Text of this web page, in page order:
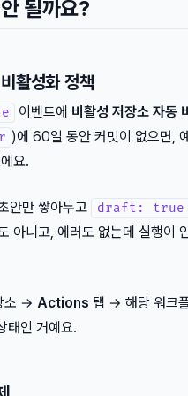
될까요?
활성화 정책
이벤트에 비활성 저장소 자동
)에 60일 동안 커밋이 없으면,
요.
안만 쌓아두고 draft: true
아니고, 에러도 없는데 실행이
소 → Actions 탭 → 해당 워크
태인 거예요.